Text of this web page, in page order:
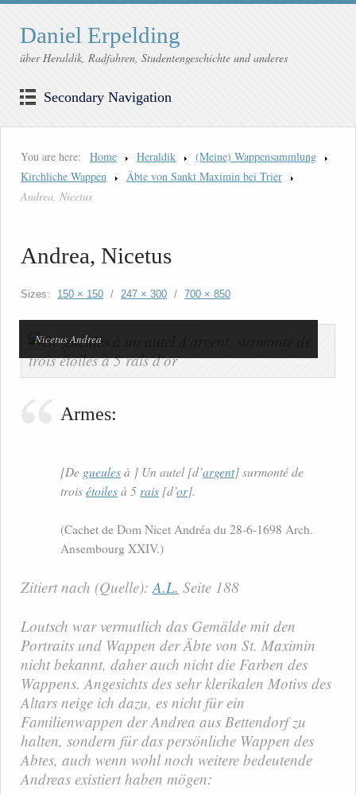
Daniel Erpelding
über Heraldik, Radfahren, Studentengeschichte und anderes
Secondary Navigation
You are here: Home Heraldik
(Meine) Wappensammlung
Kirchliche Wappen
Äbte von Sankt Maximin bei Trier
Andrea, Nicetus
Andrea, Nicetus
Sizes: 150 × 150 / 247 × 300 / 700 × 850
Nicetus Andrea
Armes:
[De gueulesà ] Un autel [d’argent] surmonté de
troisétoilesà 5rais [d’or].
(Cachet de Dom Nicet Andréa du 28-6-1698 Arch.
Ansembourg XXIV.)
Zitiert nach (Quelle):A.L. Seite 188
Loutsch war vermutlich das Gemälde mit den
Portraits und Wappen der Äbte von St. Maximin
nicht bekannt, daher auch nicht die Farben des
Wappens. Angesichts des sehr klerikalen Motivs des
Altars neige ich dazu, es nicht für ein
Familienwappen der Andrea aus Bettendorf zu
halten, sondern für das persönliche Wappen des
Abtes, auch wenn wohl noch weitere bedeutende
Andreas existiert haben mögen: